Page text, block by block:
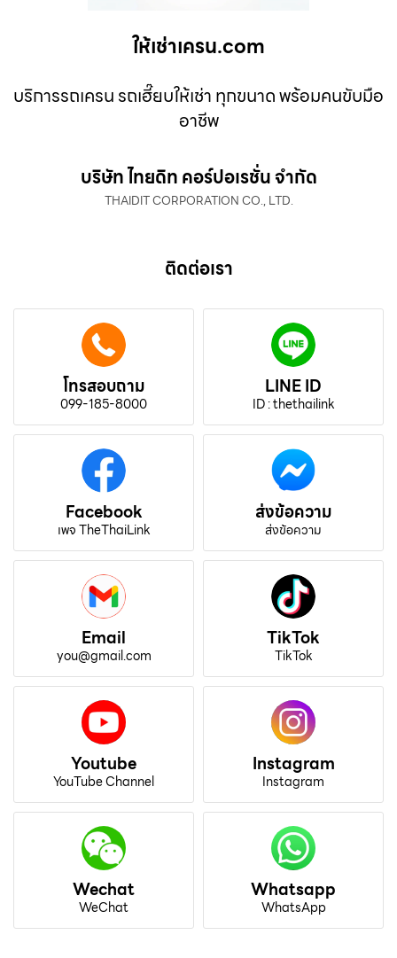
ให้เช่าเครน.com
บริการรถเครน รถเฮี๊ยบให้เช่า ทุกขนาด พร้อมคนขับมือ
อาชีพ
บริษัท ไทยดิท คอร์ปอเรชั่น จำกัด
THAIDIT CORPORATION CO., LTD.
ติดต่อเรา
โทรสอบถาม
099-185-8000
LINE ID
ID : thethailink
Facebook
เพจ TheThaiLink
ส่งข้อความ
ส่งข้อความ
Email
you@gmail.com
TikTok
TikTok
Youtube
YouTube Channel
Instagram
Instagram
Wechat
WeChat
Whatsapp
WhatsApp